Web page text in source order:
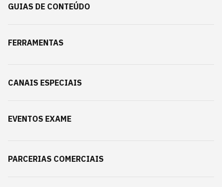
GUIAS DE CONTEÚDO
FERRAMENTAS
CANAIS ESPECIAIS
EVENTOS EXAME
PARCERIAS COMERCIAIS